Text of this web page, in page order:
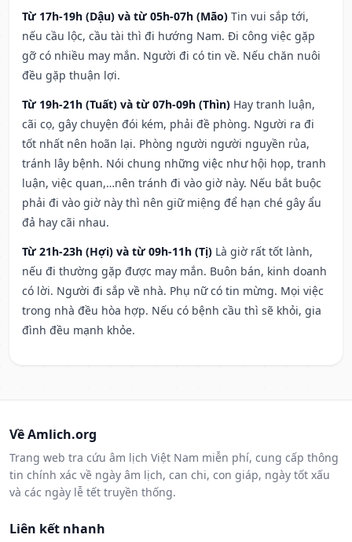
Từ 17h-19h (Dậu) và từ 05h-07h (Mão) Tin vui sắp tới,
nếu cầu lộc, cầu tài thì đi hướng Nam. Đi công việc gặp
gỡ có nhiều may mắn. Người đi có tin về. Nếu chăn nuôi
đều gặp thuận lợi.
Từ 19h-21h (Tuất) và từ 07h-09h (Thìn) Hay tranh luận,
cãi cọ, gây chuyện đói kém, phải đề phòng. Người ra đi
tốt nhất nên hoãn lại. Phòng người người nguyền rủa,
tránh lây bệnh. Nói chung những việc như hội họp, tranh
luận, việc quan,…nên tránh đi vào giờ này. Nếu bắt buộc
phải đi vào giờ này thì nên giữ miệng để hạn ché gây ẩu
đả hay cãi nhau.
Từ 21h-23h (Hợi) và từ 09h-11h (Tị) Là giờ rất tốt lành,
nếu đi thường gặp được may mắn. Buôn bán, kinh doanh
có lời. Người đi sắp về nhà. Phụ nữ có tin mừng. Mọi việc
trong nhà đều hòa hợp. Nếu có bệnh cầu thì sẽ khỏi, gia
đình đều mạnh khỏe.
Về Amlich.org
Trang web tra cứu âm lịch Việt Nam miễn phí, cung cấp thông
tin chính xác về ngày âm lịch, can chi, con giáp, ngày tốt xấu
và các ngày lễ tết truyền thống.
Liên kết nhanh